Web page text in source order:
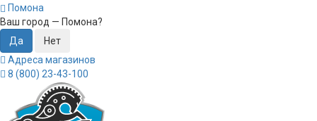
Помона
Ваш город — Помона?
Адреса магазинов
8 (800) 23-43-100